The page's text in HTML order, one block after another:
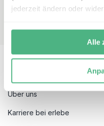
jederzeit ändern oder
Alle
Über uns
Karriere bei erlebe